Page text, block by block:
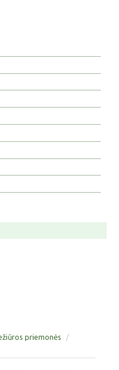
priemonės
/